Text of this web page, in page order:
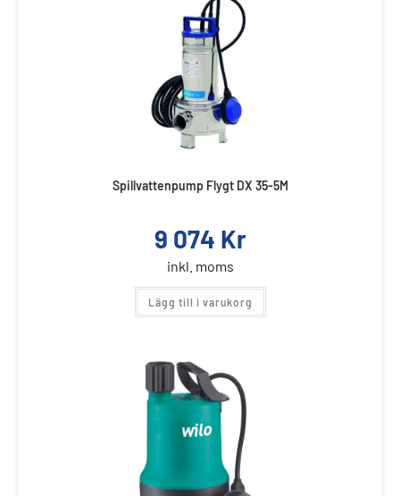
Spillvattenpump Flygt DX 35-5M
9 074 Kr
inkl. moms
Lägg till i varukorg